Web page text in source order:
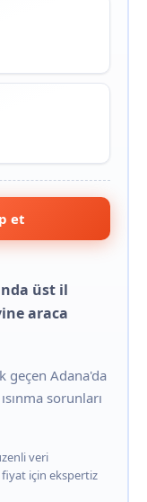
et
üst il
araca
geçen Adana'da
sorunları
veri
için ekspertiz